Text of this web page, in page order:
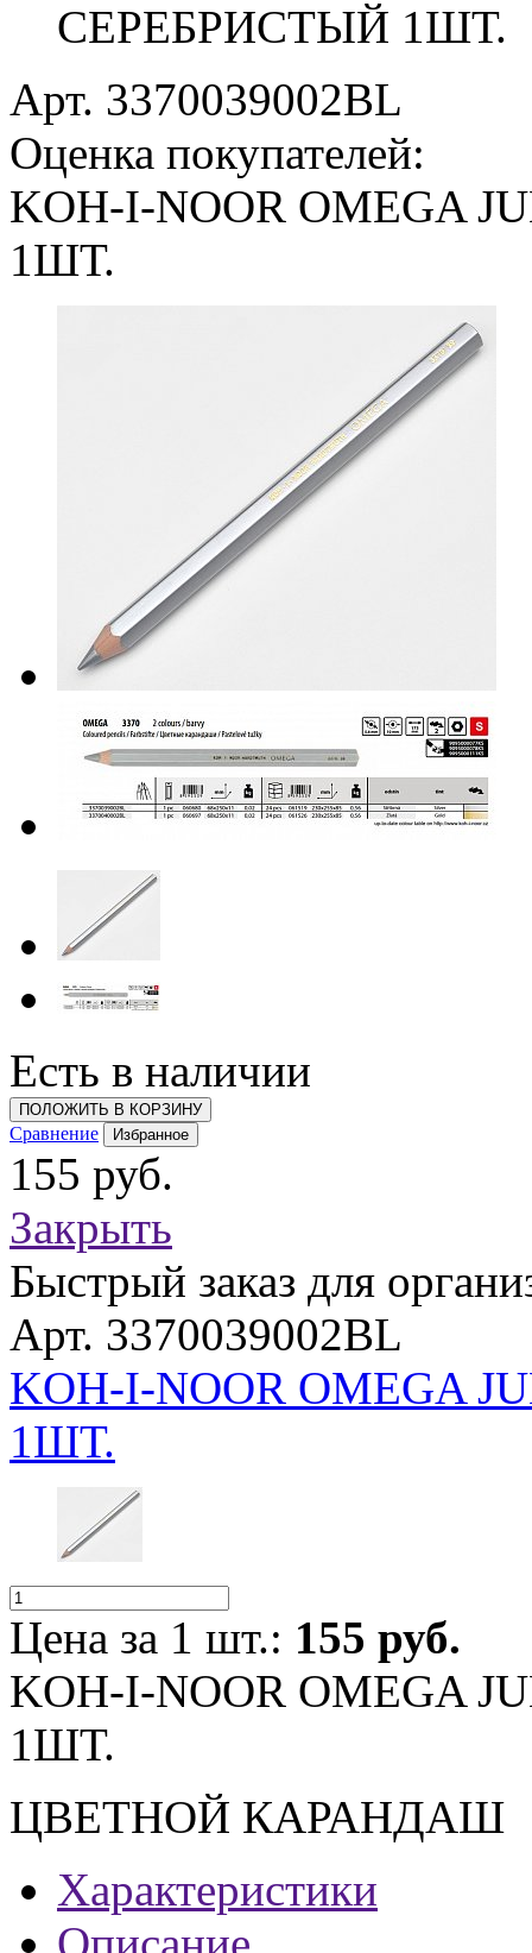
СЕРЕБРИСТЫЙ 1ШТ.
Арт. 3370039002BL
Оценка покупателей:
KOH-I-NOOR OMEGA
1ШТ.
Есть в наличии
ПОЛОЖИТЬ В КОРЗИНУ
Сравнение Избранное
155 руб.
Закрыть
Быстрый заказ для
Арт. 3370039002BL
KOH-I-NOOR OMEGA
1ШТ.
Цена за 1 шт.: 155 руб.
KOH-I-NOOR OMEGA
1ШТ.
ЦВЕТНОЙ КАРАНДАШ
Характеристики